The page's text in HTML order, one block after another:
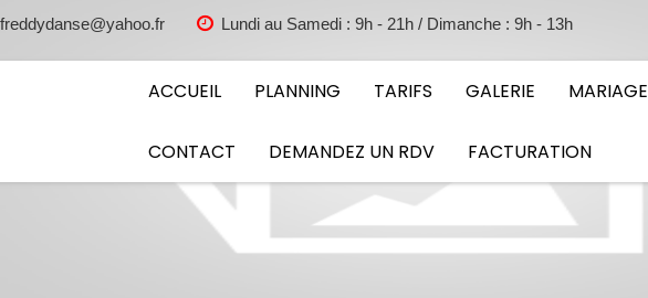
freddydanse@yahoo.fr Lundi au Samedi : 9h - 21h / Dimanche : 9h - 13h
ACCUEIL PLANNING TARIFS GALERIE MARIAGE
CONTACT DEMANDEZ UN RDV FACTURATION